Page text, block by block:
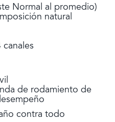
Normal al promedio)
natural
de rodamiento de
contra todo